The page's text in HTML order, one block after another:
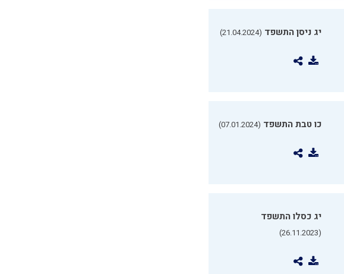
יג ניסן התשפד (21.04.2024)
כו טבת התשפד (07.01.2024)
יג כסלו התשפד
(26.11.2023)